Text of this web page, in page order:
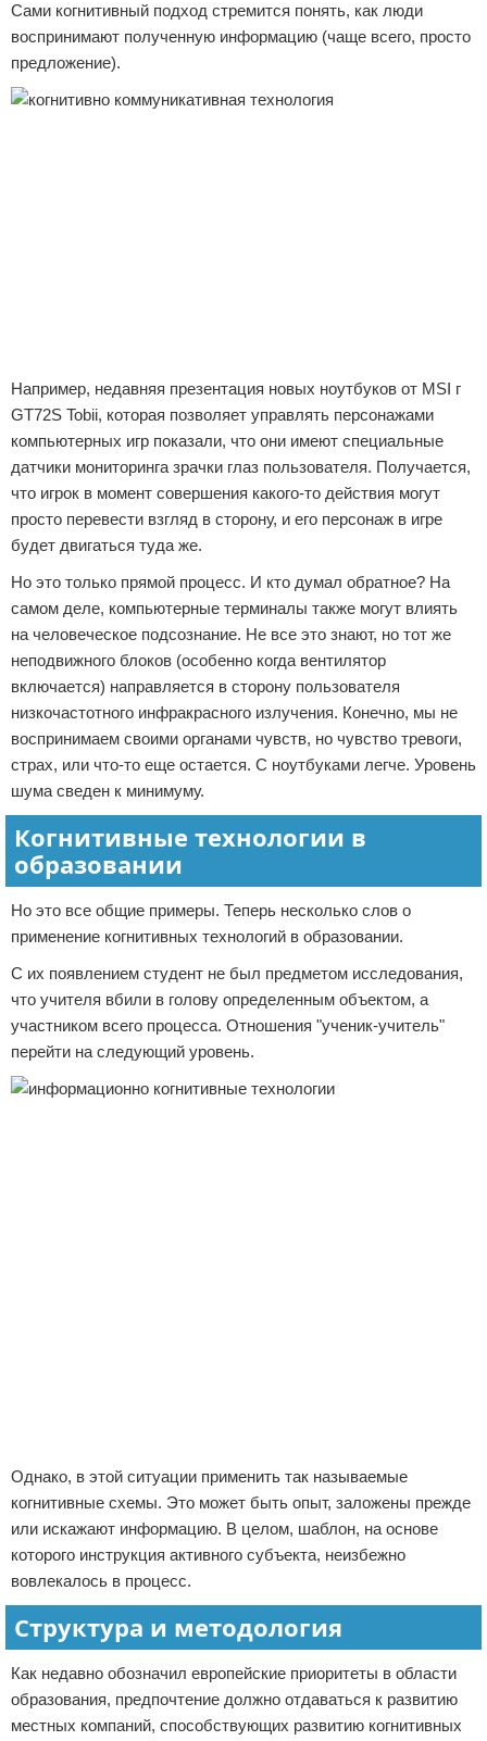
Сами когнитивный подход стремится понять, как люди
воспринимают полученную информацию (чаще всего, просто
предложение).
Например, недавняя презентация новых ноутбуков от MSI г
GT72S Tobii, которая позволяет управлять персонажами
компьютерных игр показали, что они имеют специальные
датчики мониторинга зрачки глаз пользователя. Получается,
что игрок в момент совершения какого-то действия могут
просто перевести взгляд в сторону, и его персонаж в игре
будет двигаться туда же.
Но это только прямой процесс. И кто думал обратное? На
самом деле, компьютерные терминалы также могут влиять
на человеческое подсознание. Не все это знают, но тот же
неподвижного блоков (особенно когда вентилятор
включается) направляется в сторону пользователя
низкочастотного инфракрасного излучения. Конечно, мы не
воспринимаем своими органами чувств, но чувство тревоги,
страх, или что-то еще остается. С ноутбуками легче. Уровень
шума сведен к минимуму.
Когнитивные технологии в
образовании
Но это все общие примеры. Теперь несколько слов о
применение когнитивных технологий в образовании.
С их появлением студент не был предметом исследования,
что учителя вбили в голову определенным объектом, а
участником всего процесса. Отношения "ученик-учитель"
перейти на следующий уровень.
Однако, в этой ситуации применить так называемые
когнитивные схемы. Это может быть опыт, заложены прежде
или искажают информацию. В целом, шаблон, на основе
которого инструкция активного субъекта, неизбежно
вовлекалось в процесс.
Структура и методология
Как недавно обозначил европейские приоритеты в области
образования, предпочтение должно отдаваться к развитию
местных компаний, способствующих развитию когнитивных